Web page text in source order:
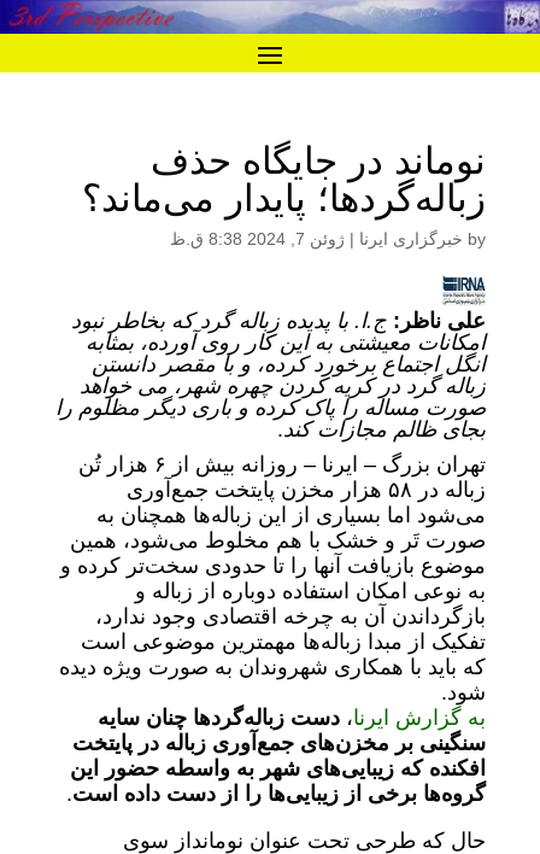
نوماند در جایگاه حذف
زباله‌گردها؛ پایدار می‌ماند؟
by خبرگزاری ایرنا | ژوئن 7, 2024 8:38 ق.ظ
علی ناظر: ج.ا. با پدیده زباله گرد که بخاطر نبود
امکانات معیشتی به این کار روی آورده، بمثابه
انگل اجتماع برخورد کرده، و با مقصر دانستن
زباله گرد در کریه کردن چهره شهر، می خواهد
صورت مساله را پاک کرده و باری دیگر مظلوم را
بجای ظالم مجازات کند.
تهران بزرگ – ایرنا – روزانه بیش از ۶ هزار تُن
زباله در ۵۸ هزار مخزن پایتخت جمع‌آوری
می‌شود اما بسیاری از این زباله‌ها همچنان به
صورت تَر و خشک با هم مخلوط می‌شود، همین
موضوع بازیافت آنها را تا حدودی سخت‌تر کرده و
به نوعی امکان استفاده دوباره از زباله‌ و
بازگرداندن آن به چرخه اقتصادی وجود ندارد،
تفکیک از مبدا زباله‌ها مهمترین موضوعی است
که باید با همکاری شهروندان به صورت ویژه دیده
شود.
به گزارش ایرنا، دست زباله‌گردها چنان سایه
سنگینی بر مخزن‌های جمع‌آوری زباله در پایتخت
افکنده که زیبایی‌های شهر به واسطه حضور این
گروه‌ها برخی از زیبایی‌ها را از دست داده‌ است.
حال که طرحی تحت عنوان نومانداز سوی